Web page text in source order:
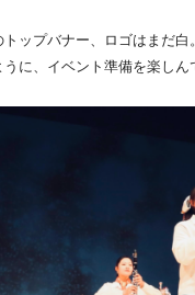
トップバナー、ロゴはまだ
うに、イベント準備を楽しん